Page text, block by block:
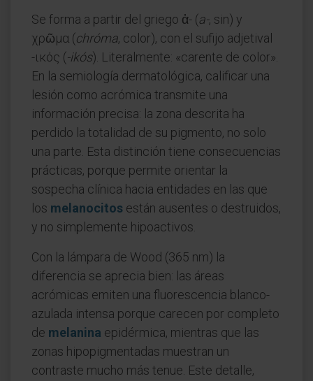
Se forma a partir del griego ἀ- (a-, sin) y
χρῶμα (chróma, color), con el sufijo adjetival
-ικός (-ikós). Literalmente: «carente de color».
En la semiología dermatológica, calificar una
lesión como acrómica transmite una
información precisa: la zona descrita ha
perdido la totalidad de su pigmento, no solo
una parte. Esta distinción tiene consecuencias
prácticas, porque permite orientar la
sospecha clínica hacia entidades en las que
los melanocitos están ausentes o destruidos,
y no simplemente hipoactivos.
Con la lámpara de Wood (365 nm) la
diferencia se aprecia bien: las áreas
acrómicas emiten una fluorescencia blanco-
azulada intensa porque carecen por completo
de melanina epidérmica, mientras que las
zonas hipopigmentadas muestran un
contraste mucho más tenue. Este detalle,